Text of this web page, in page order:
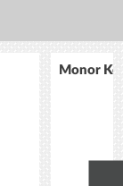
Monor